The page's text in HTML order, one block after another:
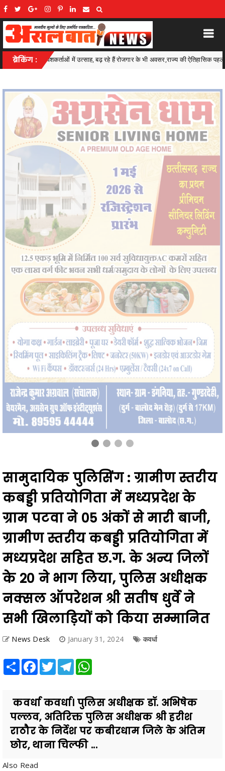
ब्रेकिंग :
के भी अवसर,राज्य की ऐतिहासिक पहल Kawardha अवैध शराब के कारोबार पर
सामुदायिक पुलिसिंग : ग्रामीण स्तरीय
कबड्डी प्रतियोगिता में मध्यप्रदेश के
ग्राम पटवा ने 05 अंकों से मारी बाजी,
ग्रामीण स्तरीय कबड्डी प्रतियोगिता में
मध्यप्रदेश सहित छ.ग. के अन्य जिलों
के 20 ने भाग लिया, पुलिस अधीक्षक
नक्सल ऑपरेशन श्री सतीष धुर्वे ने
सभी खिलाड़ियों को किया सम्मानित
News Desk January 31, 2024 कवर्धा
Share Facebook
Twitter Telegram
कवर्धा कवर्धा। पुलिस अधीक्षक डॉ. अभिषेक
पल्लव, अतिरिक्त पुलिस अधीक्षक श्री हरीश
राठौर के निर्देश पर कबीरधाम जिले के अंतिम
छोर, थाना चिल्फी ...
Also Read